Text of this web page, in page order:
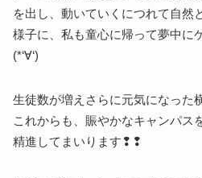
を出し、動いていくにつれて自然
様子に、私も童心に帰って夢中に
(*‘∀‘)
生徒数が増えさらに元気になった
これからも、賑やかなキャンパス
精進してまいります❢❢